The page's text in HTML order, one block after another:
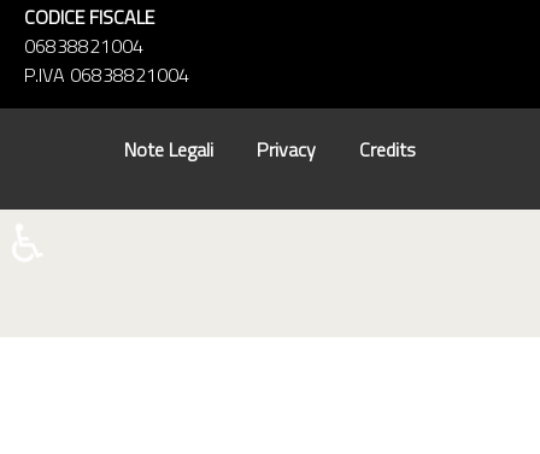
CODICE FISCALE
06838821004
P.IVA 06838821004
Note Legali Privacy Credits